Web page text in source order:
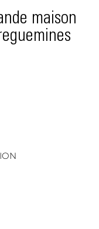
maison